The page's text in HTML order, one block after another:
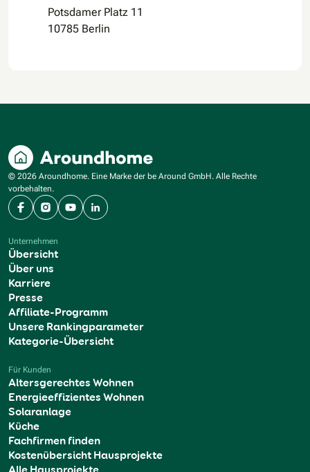
Potsdamer Platz 11
10785 Berlin
© 2026 Aroundhome. Eine Marke der be Around GmbH. Alle Rechte
vorbehalten.
FacebookInstagram
YouTubeLinkedIn
Unternehmen
Übersicht
Über uns
Karriere
Presse
Affiliate-Programm
Unsere Rankingparameter
Kategorie-Übersicht
Für Kunden
Altersgerechtes Wohnen
Energieeffizientes Wohnen
Solaranlage
Küche
Fachfirmen finden
Kostenübersicht Hausprojekte